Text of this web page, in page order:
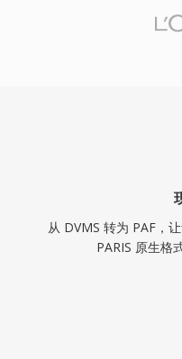
从 DVMS 转为 PAF，
PARIS 原生格